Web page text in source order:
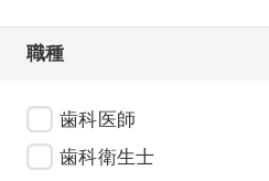
職種
歯科医師
歯科衛生士